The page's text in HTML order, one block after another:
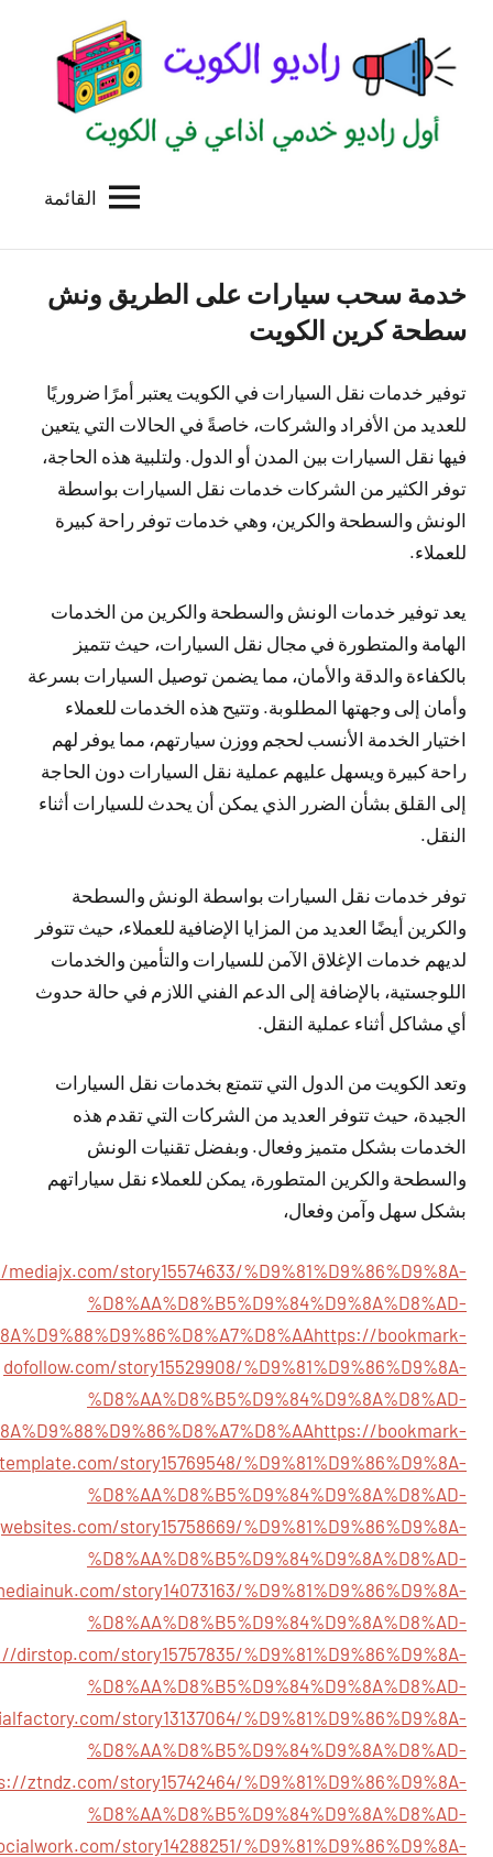
المحتوى
الكويت
للاعلانات
الخدمية
بالكويت
القائمة
خدمة سحب سيارات على الطريق ونش
سطحة كرين الكويت
توفير خدمات نقل السيارات في الكويت يعتبر أمرًا ضروريًا
للعديد من الأفراد والشركات، خاصةً في الحالات التي يتعين
فيها نقل السيارات بين المدن أو الدول. ولتلبية هذه الحاجة،
توفر الكثير من الشركات خدمات نقل السيارات بواسطة
الونش والسطحة والكرين، وهي خدمات توفر راحة كبيرة
للعملاء.
يعد توفير خدمات الونش والسطحة والكرين من الخدمات
الهامة والمتطورة في مجال نقل السيارات، حيث تتميز
بالكفاءة والدقة والأمان، مما يضمن توصيل السيارات بسرعة
وأمان إلى وجهتها المطلوبة. وتتيح هذه الخدمات للعملاء
اختيار الخدمة الأنسب لحجم ووزن سيارتهم، مما يوفر لهم
راحة كبيرة ويسهل عليهم عملية نقل السيارات دون الحاجة
إلى القلق بشأن الضرر الذي يمكن أن يحدث للسيارات أثناء
النقل.
توفر خدمات نقل السيارات بواسطة الونش والسطحة
والكرين أيضًا العديد من المزايا الإضافية للعملاء، حيث تتوفر
لديهم خدمات الإغلاق الآمن للسيارات والتأمين والخدمات
اللوجستية، بالإضافة إلى الدعم الفني اللازم في حالة حدوث
أي مشاكل أثناء عملية النقل.
وتعد الكويت من الدول التي تتمتع بخدمات نقل السيارات
الجيدة، حيث تتوفر العديد من الشركات التي تقدم هذه
الخدمات بشكل متميز وفعال. وبفضل تقنيات الونش
والسطحة والكرين المتطورة، يمكن للعملاء نقل سياراتهم
بشكل سهل وآمن وفعال،
story15574633/%D9%81%D9%86%D9%8A-
%D8%AA%D8%B5%D9%84%D9%8A%D8%AD-
https://bookmark-
dofollow.com/story15529908/%D9%81%D9%86%D9%8A-
%D8%AA%D8%B5%D9%84%D9%8A%D8%AD-
https://bookmark-
template.com/story15769548/%D9%81%D9%86%D9%8A-
%D8%AA%D8%B5%D9%84%D9%8A%D8%AD-
story15758669/%D9%81%D9%86%D9%8A-
%D8%AA%D8%B5%D9%84%D9%8A%D8%AD-
story14073163/%D9%81%D9%86%D9%8A-
%D8%AA%D8%B5%D9%84%D9%8A%D8%AD-
dirstop.com/story15757835/%D9%81%D9%86%D9%8A-
%D8%AA%D8%B5%D9%84%D9%8A%D8%AD-
story13137064/%D9%81%D9%86%D9%8A-
%D8%AA%D8%B5%D9%84%D9%8A%D8%AD-
ztndz.com/story15742464/%D9%81%D9%86%D9%8A-
%D8%AA%D8%B5%D9%84%D9%8A%D8%AD-
story14288251/%D9%81%D9%86%D9%8A-